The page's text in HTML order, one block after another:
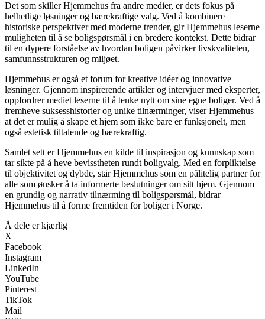
Det som skiller Hjemmehus fra andre medier, er dets fokus på
helhetlige løsninger og bærekraftige valg. Ved å kombinere
historiske perspektiver med moderne trender, gir Hjemmehus leserne
muligheten til å se boligspørsmål i en bredere kontekst. Dette bidrar
til en dypere forståelse av hvordan boligen påvirker livskvaliteten,
samfunnsstrukturen og miljøet.
Hjemmehus er også et forum for kreative idéer og innovative
løsninger. Gjennom inspirerende artikler og intervjuer med eksperter,
oppfordrer mediet leserne til å tenke nytt om sine egne boliger. Ved å
fremheve suksesshistorier og unike tilnærminger, viser Hjemmehus
at det er mulig å skape et hjem som ikke bare er funksjonelt, men
også estetisk tiltalende og bærekraftig.
Samlet sett er Hjemmehus en kilde til inspirasjon og kunnskap som
tar sikte på å heve bevisstheten rundt boligvalg. Med en forpliktelse
til objektivitet og dybde, står Hjemmehus som en pålitelig partner for
alle som ønsker å ta informerte beslutninger om sitt hjem. Gjennom
en grundig og narrativ tilnærming til boligspørsmål, bidrar
Hjemmehus til å forme fremtiden for boliger i Norge.
Å dele er kjærlig
X
Facebook
Instagram
LinkedIn
YouTube
Pinterest
TikTok
Mail